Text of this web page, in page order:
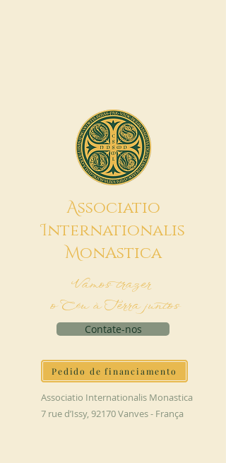
Associatio
Internationalis
MonAstica
Vamos trazer
o Céu à Terra juntos
Contate-nos
Pedido de financiamento
Associatio Internationalis Monastica
7 rue d’Issy, 92170 Vanves - França